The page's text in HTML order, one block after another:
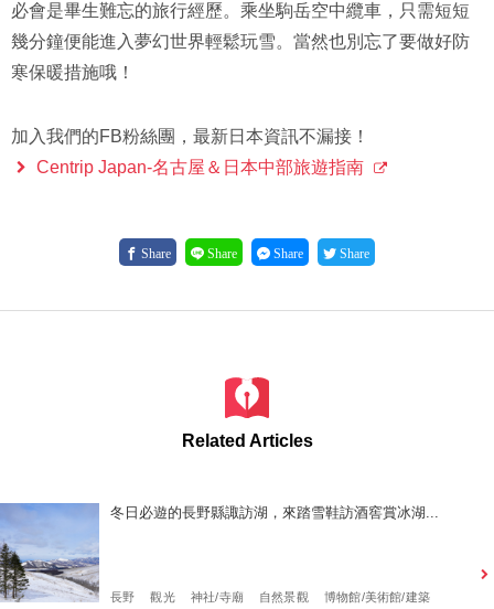
必會是畢生難忘的旅行經歷。乘坐駒岳空中纜車，只需短短
幾分鐘便能進入夢幻世界輕鬆玩雪。當然也別忘了要做好防
寒保暖措施哦！
加入我們的FB粉絲團，最新日本資訊不漏接！
Centrip Japan-名古屋＆日本中部旅遊指南
Share Share Share Share
Related Articles
冬日必遊的長野縣諏訪湖，來踏雪鞋訪酒窖賞冰湖...
長野 觀光 神社/寺廟 自然景觀
博物館/美術館/建築